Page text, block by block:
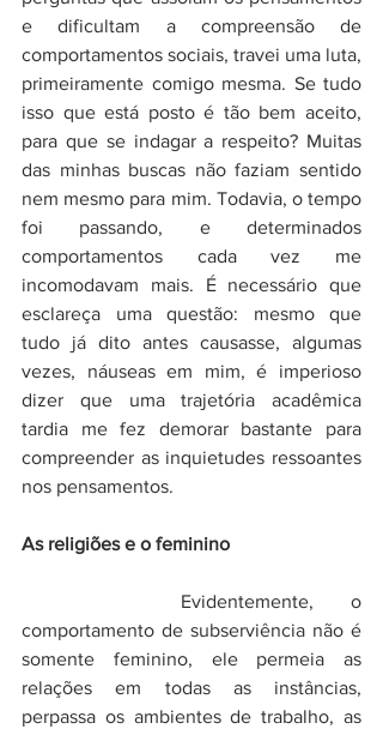
e dificultam a compreensão de
comportamentos sociais, travei uma luta,
primeiramente comigo mesma. Se tudo
isso que está posto é tão bem aceito,
para que se indagar a respeito? Muitas
das minhas buscas não faziam sentido
nem mesmo para mim. Todavia, o tempo
foi passando, e determinados
comportamentos cada vez me
incomodavam mais. É necessário que
esclareça uma questão: mesmo que
tudo já dito antes causasse, algumas
vezes, náuseas em mim, é imperioso
dizer que uma trajetória acadêmica
tardia me fez demorar bastante para
compreender as inquietudes ressoantes
nos pensamentos.
As religiões e o feminino
comportamento de subserviência não é
somente feminino, ele permeia as
relações em todas as instâncias,
perpassa os ambientes de trabalho, as